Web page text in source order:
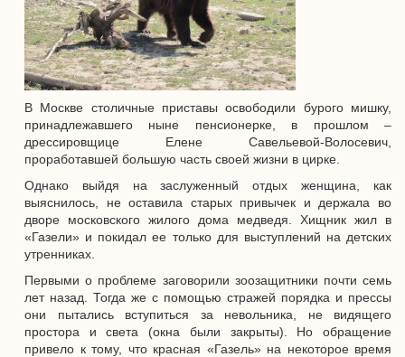
В Москве столичные приставы освободили бурого мишку,
принадлежавшего ныне пенсионерке, в прошлом –
дрессировщице Елене Савельевой-Волосевич,
проработавшей большую часть своей жизни в цирке.
Однако выйдя на заслуженный отдых женщина, как
выяснилось, не оставила старых привычек и держала во
дворе московского жилого дома медведя. Хищник жил в
«Газели» и покидал ее только для выступлений на детских
утренниках.
Первыми о проблеме заговорили зоозащитники почти семь
лет назад. Тогда же с помощью стражей порядка и прессы
они пытались вступиться за невольника, не видящего
простора и света (окна были закрыты). Но обращение
привело к тому, что красная «Газель» на некоторое время